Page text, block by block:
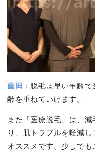
薗田： 脱毛は早い年齢
齢を重ねていけます。
また「医療脱毛」は、
り、肌トラブルを軽減
オススメです。少しで